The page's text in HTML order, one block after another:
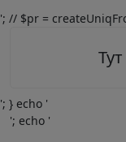
'; // $pr =
'; } echo '
'; echo '